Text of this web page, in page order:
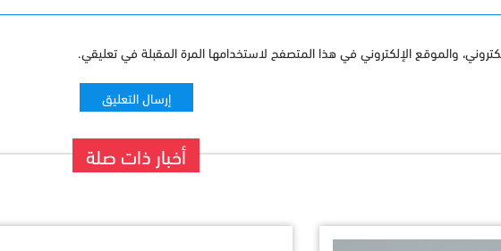
والموقع الإلكتروني في هذا المتصفح لاستخدامها المرة المقبلة في تعليقي.
أخبار ذات صلة